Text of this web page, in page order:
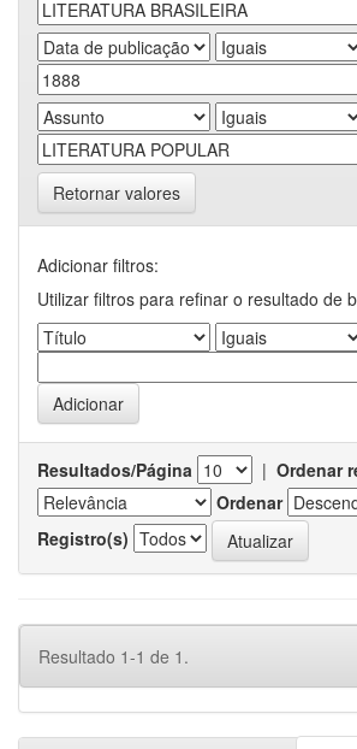
Retornar valores
Adicionar filtros:
Utilizar filtros para refinar o resultado de
Resultados/Página | Ordenar
Ordenar
Registro(s)
Resultado 1-1 de 1.